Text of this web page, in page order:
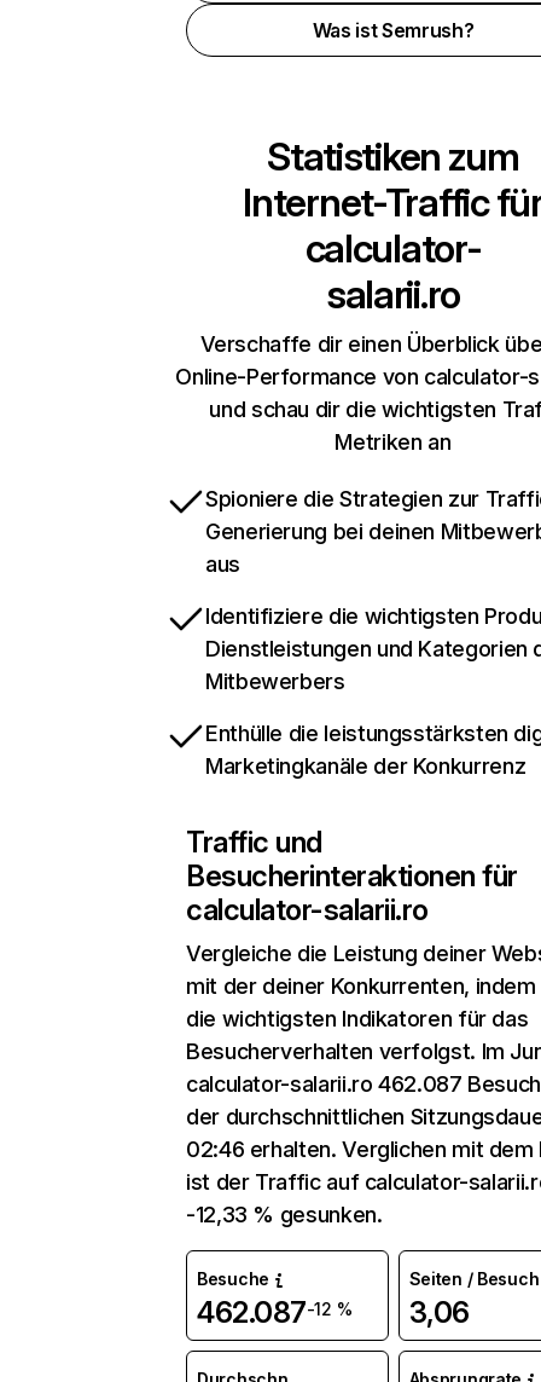
Was ist Semrush?
Statistiken zum
Internet-Traffic
calculator-
salarii.ro
Verschaffe dir einen Überblick
Online-Performance von calculator-
und schau dir die wichtigsten
Metriken an
Spioniere die Strategien zur
Generierung bei deinen
aus
Identifiziere die wichtigsten
Dienstleistungen und Kategorien
Mitbewerbers
Enthülle die leistungsstärksten
Marketingkanäle der Konkurrenz
Traffic und
Besucherinteraktionen für
calculator-salarii.ro
Vergleiche die Leistung deiner
mit der deiner Konkurrenten, indem
die wichtigsten Indikatoren für das
Besucherverhalten verfolgst. Im
calculator-salarii.ro 462.087
der durchschnittlichen
02:46 erhalten. Verglichen mit dem
ist der Traffic auf calculator-
-12,33 % gesunken.
Besuche
462.087-12 %
Seiten / Besuch
3,06